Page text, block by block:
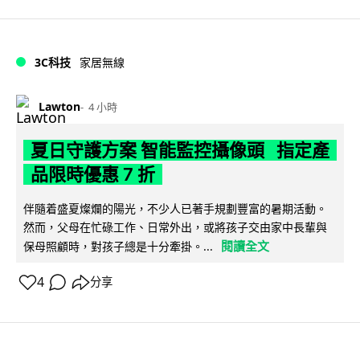
3C科技 家居無線
Lawton 4 小時
夏日守護方案 智能監控攝像頭 指定產
品限時優惠 7 折
伴隨着盛夏燦爛的陽光，不少人已著手規劃豐富的暑期活動。
然而，父母在忙碌工作、日常外出，或將孩子交由家中長輩與
保母照顧時，對孩子總是十分牽掛。...
閱讀全文
4 分享